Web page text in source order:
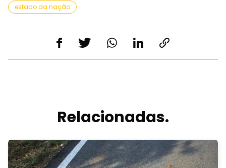
estado da nação
Relacionadas.